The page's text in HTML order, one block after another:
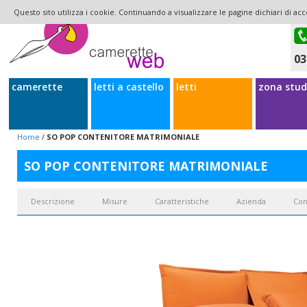
camerette letti a castello letti zona
Home / SO POP CONTENITORE MATRIMONIALE
SO POP CONTENITORE MATRIMONIALE
Descrizione Misure Caratteristiche Azienda
ergonomics con rete motorizzata elettrica e sistema automatic con
camere da letto di dimensioni standard ma non troppo piccole visto
necessitano di letti confortevoli con contenitore, talvolta però questi tipi
comodo. La qualità dei nostri letti matrimoniali è garantita dalla scelta di
Questo sito utilizza i cookie. Continuando a visualizzare le pagine dichiari di